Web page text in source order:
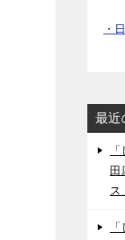
・
最近
田
ス」